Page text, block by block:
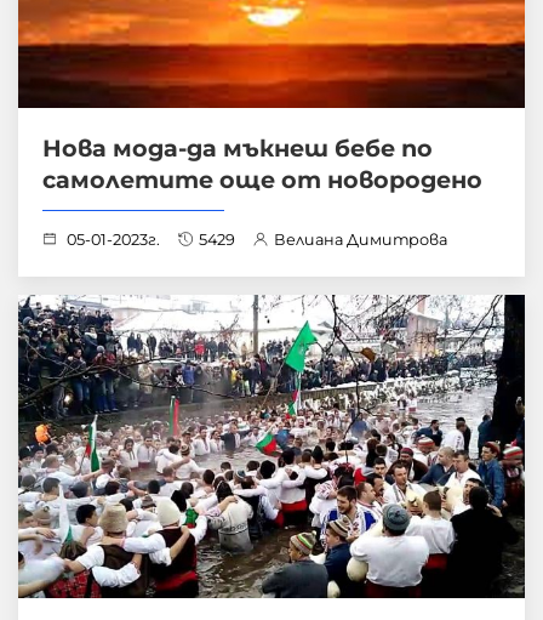
Нова мода-да мъкнеш бебе по
самолетите още от новородено
05-01-2023г. 5429 Велиана Димитрова